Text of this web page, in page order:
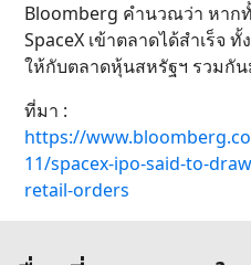
Bloomberg คำนวณว่า หาก
SpaceX เข้าตลาดได้สำเร็จ
ให้กับตลาดหุ้นสหรัฐฯ รวมกั
ที่มา :
https://
11/spacex-ipo-said-to-
retail-orders